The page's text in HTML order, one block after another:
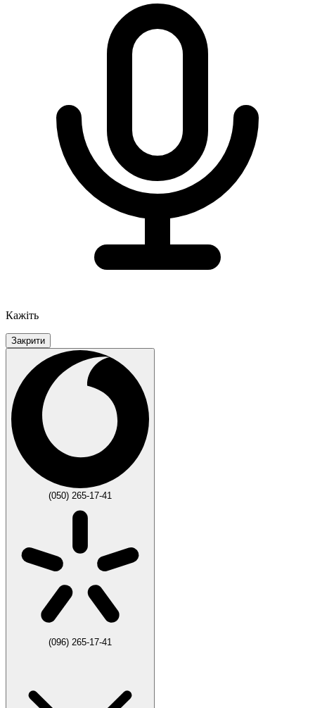
Кажіть
Закрити
(050) 265-17-41
(096) 265-17-41